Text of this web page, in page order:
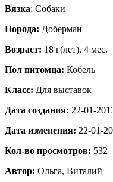
Вязка: Собаки
Порода: Доберман
Возраст: 18 г(лет). 4 мес.
Пол питомца: Кобель
Класс: Для выставок
Дата создания: 22-01-
Дата изменения: 22-01-
Кол-во просмотров: 532
Автор: Ольга, Виталий